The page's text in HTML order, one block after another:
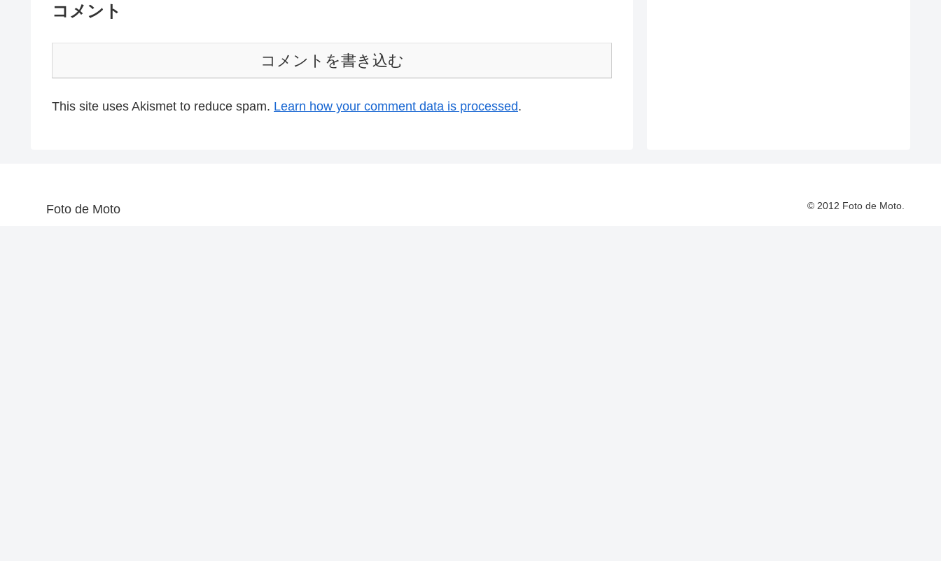
コメント
コメントを書き込む
This site uses Akismet to reduce spam. Learn how your comment data is processed.
Foto de Moto © 2012 Foto de Moto.